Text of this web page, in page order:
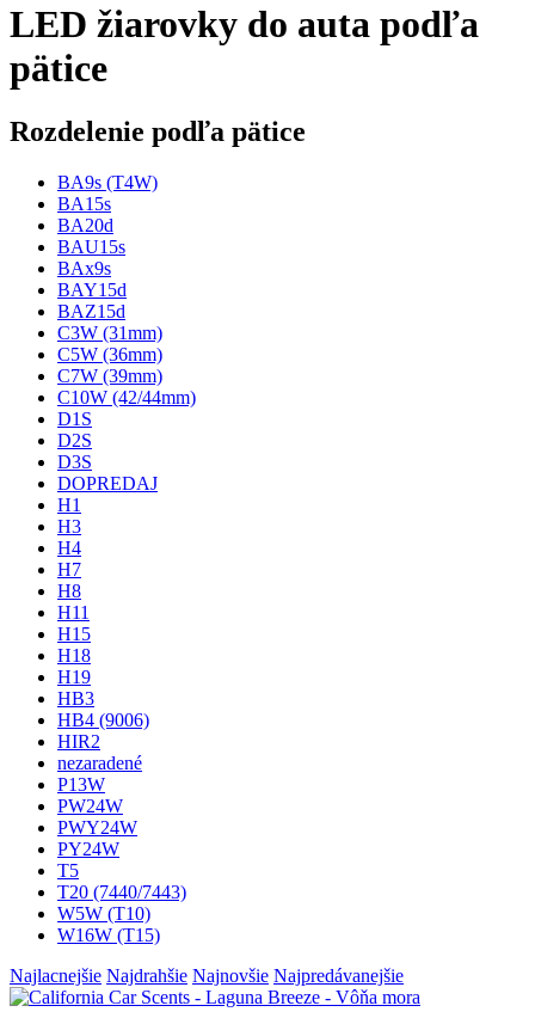
LED žiarovky do auta podľa
pätice
Rozdelenie podľa pätice
BA9s (T4W)
BA15s
BA20d
BAU15s
BAx9s
BAY15d
BAZ15d
C3W (31mm)
C5W (36mm)
C7W (39mm)
C10W (42/44mm)
D1S
D2S
D3S
DOPREDAJ
H1
H3
H4
H7
H8
H11
H15
H18
H19
HB3
HB4 (9006)
HIR2
nezaradené
P13W
PW24W
PWY24W
PY24W
T5
T20 (7440/7443)
W5W (T10)
W16W (T15)
Najlacnejšie Najdrahšie Najnovšie Najpredávanejšie